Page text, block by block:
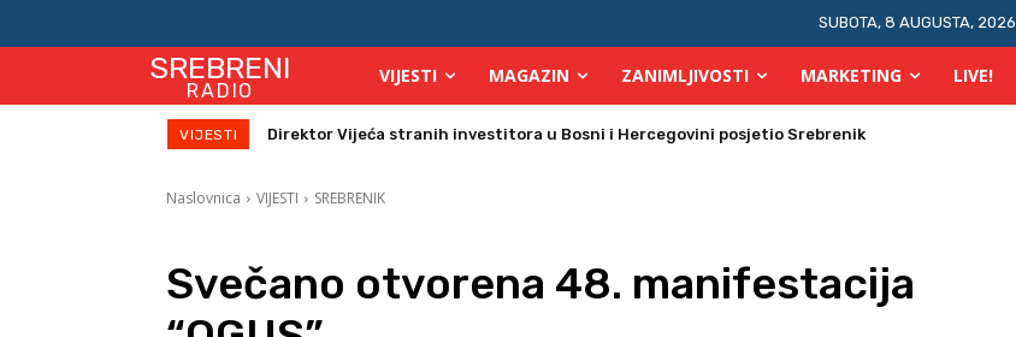
SUBOTA, 8 AUGUSTA, 2026
SREBRENI
RADIO
VIJESTI MAGAZIN ZANIMLJIVOSTI MARKETING LIVE!
VIJESTI Direktor Vijeća stranih investitora u Bosni i Hercegovini posjetio Srebrenik
Zbog velikih vrućina povećan broj požara u TK
Naslovnica VIJESTI SREBRENIK
Svečano otvorena 48. manifestacija